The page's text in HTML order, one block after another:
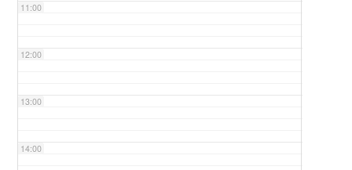
11:00
12:00
13:00
14:00